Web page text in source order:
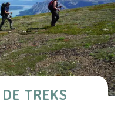
TREKS